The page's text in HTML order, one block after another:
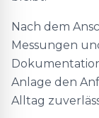
Nach dem
Messungen
Anlage den
Alltag